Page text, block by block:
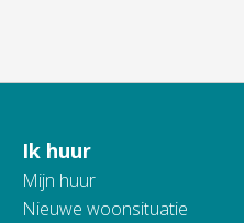
Contactinformatie
Ik huur
Mijn huur
Nieuwe woonsituatie